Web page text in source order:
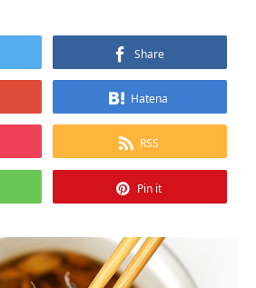
Share
Hatena
RSS
Pin it